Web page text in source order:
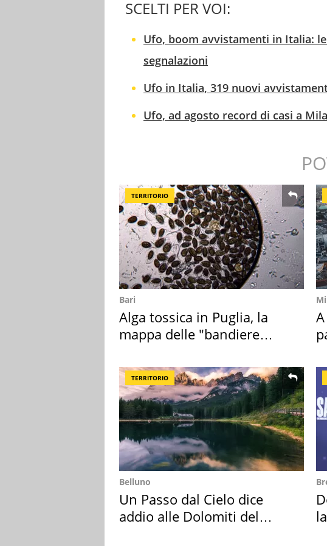
SCELTI PER VOI:
Ufo, boom avvistamenti in Italia:
segnalazioni
Ufo in Italia, 319 nuovi
Ufo, ad agosto record di casi a
TERRITORIO
Bari
Alga tossica in Puglia, la
mappa delle "bandiere
TERRITORIO
Belluno
Un Passo dal Cielo dice
addio alle Dolomiti del